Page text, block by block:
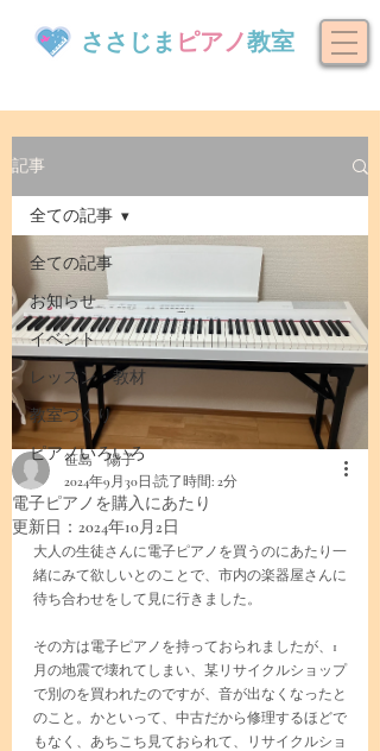
ささじま ピアノ教室
記事
全ての記事
お知らせ
イベント
レッスン・教材
教室づくり
ピアノいろいろ
全ての記事
電子ピアノを購入にあたり
笹島 陽子
2024年9月30日 読了時間: 2分
更新日： 2024年10月2日
大人の生徒さんに電子ピアノを買うのにあたり一
緒にみて欲しいとのことで、市内の楽器屋さんに
待ち合わせをして見に行きました。
その方は電子ピアノを持っておられましたが、1
月の地震で壊れてしまい、某リサイクルショップ
で別のを買われたのですが、音が出なくなったと
のこと。かといって、中古だから修理するほどで
もなく、あちこち見ておられて、リサイクルショ